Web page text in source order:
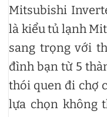
Mitsubishi
là kiểu tủ lạnh
sang trọng với
đình bạn từ 5
thói quen đi chợ
lựa chọn không